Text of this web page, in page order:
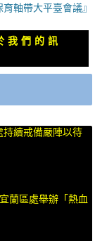
軸帶大平臺會議』
我們的訊
持續戒備嚴陣以待
蘭區處舉辦「熱血